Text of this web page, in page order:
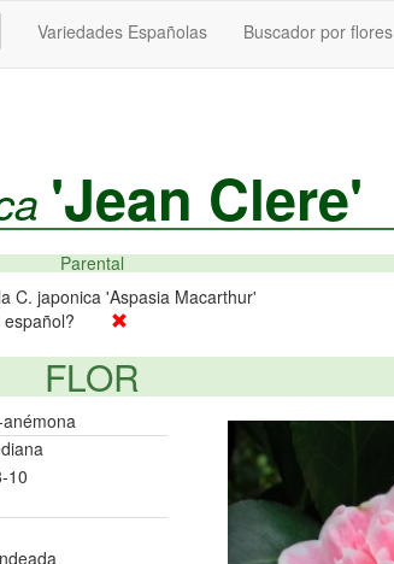
Buscador por flores
Variedades Españolas
'Jean Clere'
Parental
C. japonica 'Aspasia Macarthur'
FLOR
10